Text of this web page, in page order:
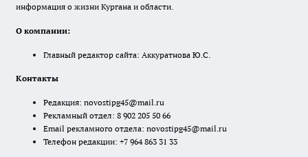
информация о жизни Кургана и области.
О компании:
Главный редактор сайта: Аккуратнова Ю.С.
Контакты
Редакция: novostipg45@mail.ru
Рекламный отдел: 8 902 205 50 66
Email рекламного отдела: novostipg45@mail.ru
Телефон редакции: +7 964 863 31 33